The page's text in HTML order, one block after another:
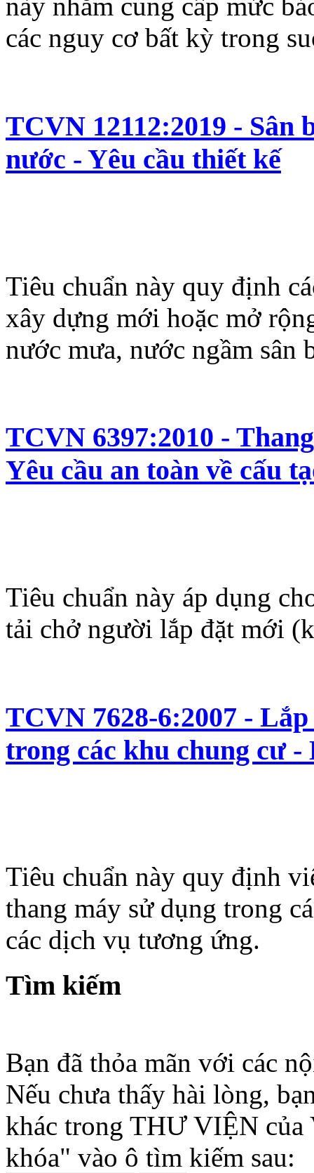
này nhằm cung cấp mức
các nguy cơ bất kỳ trong
TCVN 12112:2019 - Sân
nước - Yêu cầu thiết kế
Tiêu chuẩn này quy định
xây dựng mới hoặc mở
nước mưa, nước ngầm sân
TCVN 6397:2010 -
Yêu cầu an toàn về cấu
Tiêu chuẩn này áp dụng
tải chở người lắp đặt mới
TCVN 7628-6:2007 -
trong các khu chung cư
Tiêu chuẩn này quy định
thang máy sử dụng trong
các dịch vụ tương ứng.
Tìm kiếm
Bạn đã thỏa mãn với các
Nếu chưa thấy hài lòng,
khác trong THƯ VIỆN của
khóa" vào ô tìm kiếm sau: